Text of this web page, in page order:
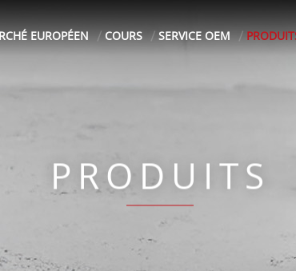
EUROPÉEN COURS SERVICE OEM
PRODUITS